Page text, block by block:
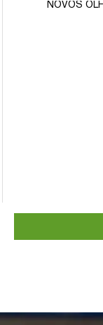
NOVOS